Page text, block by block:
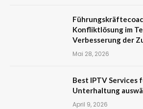
Konfliktlösung im
Verbesserung der
Mai 28, 2026
Best IPTV Services
Unterhaltung
April 9, 2026